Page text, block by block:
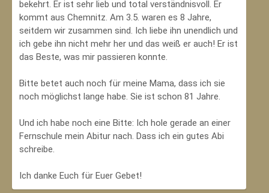
bekehrt. Er ist sehr lieb und total verständnisvoll. Er
kommt aus Chemnitz. Am 3.5. waren es 8 Jahre,
seitdem wir zusammen sind. Ich liebe ihn unendlich und
ich gebe ihn nicht mehr her und das weiß er auch! Er ist
das Beste, was mir passieren konnte.
Bitte betet auch noch für meine Mama, dass ich sie
noch möglichst lange habe. Sie ist schon 81 Jahre.
Und ich habe noch eine Bitte: Ich hole gerade an einer
Fernschule mein Abitur nach. Dass ich ein gutes Abi
schreibe.
Ich danke Euch für Euer Gebet!